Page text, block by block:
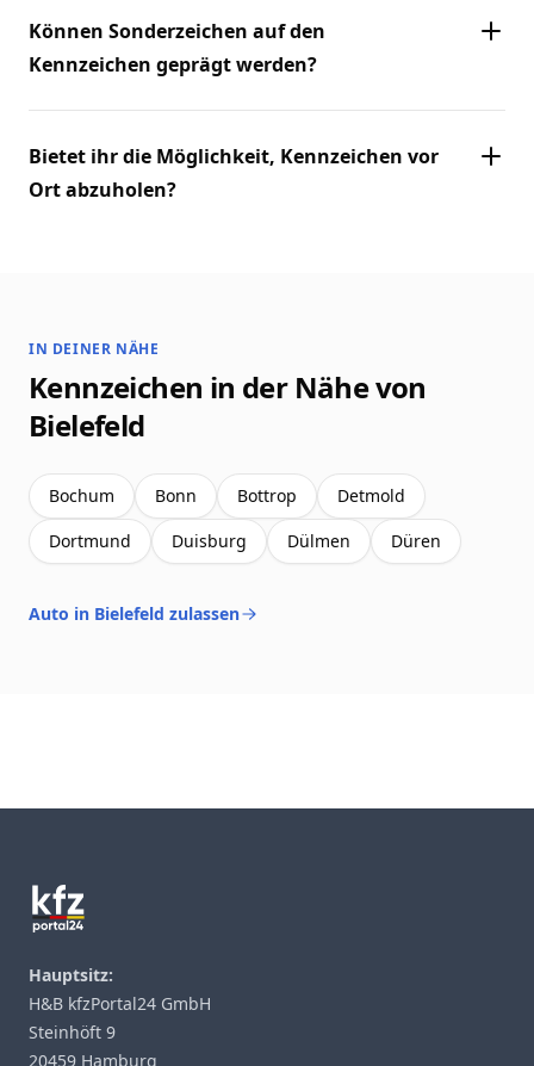
Können Sonderzeichen auf den
Kennzeichen geprägt werden?
Bietet ihr die Möglichkeit, Kennzeichen vor
Ort abzuholen?
IN DEINER NÄHE
Kennzeichen in der Nähe von
Bielefeld
Bochum Bonn Bottrop
Detmold
Dortmund
Duisburg Dülmen Düren
Auto in Bielefeld zulassen
Hauptsitz:
H&B kfzPortal24 GmbH
Steinhöft 9
20459 Hamburg